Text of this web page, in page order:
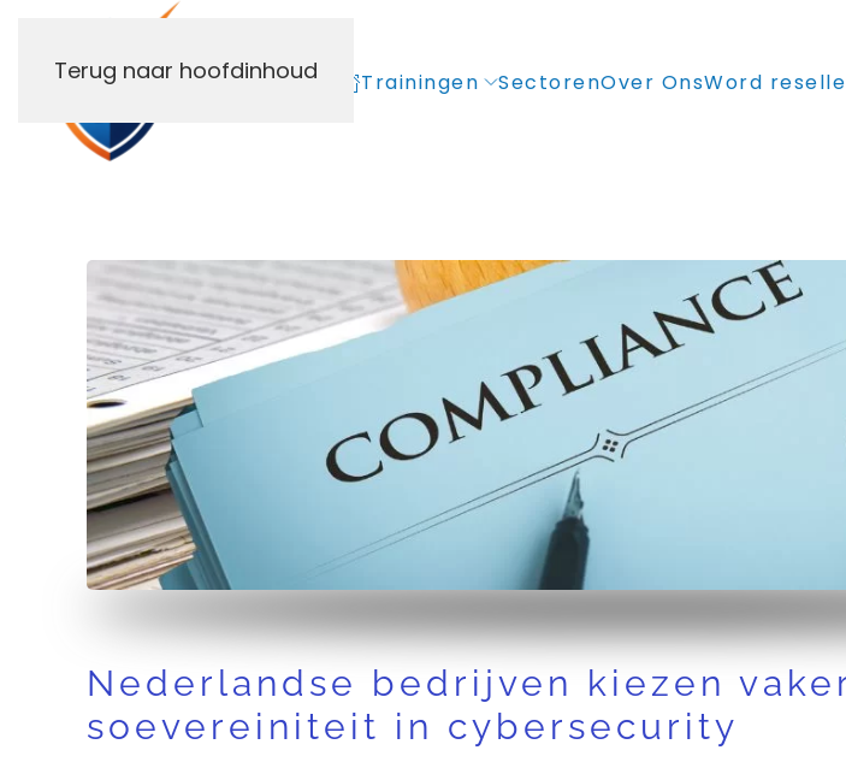
Terug naar hoofdinhoud Trainingen SectorenOver OnsWord
Nederlandse bedrijven kiezen
soevereiniteit in cybersecurity